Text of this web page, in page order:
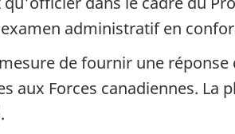
administratif en
de fournir une réponse
aux Forces canadiennes. La